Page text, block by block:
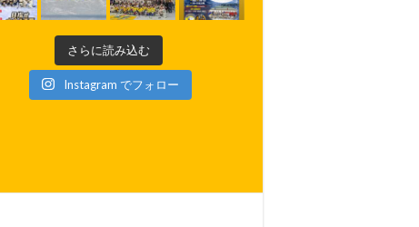
さらに読み込む
Instagram でフォロー